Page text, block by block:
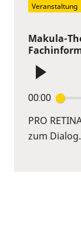
Makula-
00:00
PRO
zum Dialog.
Veranstaltung